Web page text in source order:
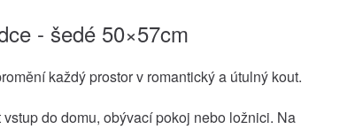
- šedé 50×57cm
každý prostor v romantický a útulný kout.
do domu, obývací pokoj nebo ložnici. Na